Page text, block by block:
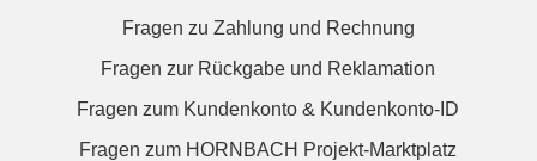
Fragen zu Zahlung und Rechnung
Fragen zur Rückgabe und Reklamation
Fragen zum Kundenkonto & Kundenkonto-ID
Fragen zum HORNBACH Projekt-Marktplatz